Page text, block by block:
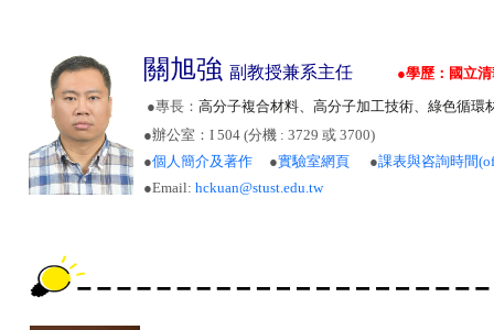
關旭強 副教授兼系主任 ●學歷：國立
●專長： 高分子複合材料、高分子加工技術、綠色循環
●辦公室： I 504 (分機 : 3729 或 3700)
●個人簡介及著作 ●實驗室網頁 ●課表與咨詢時間
●Email: hckuan@stust.edu.tw